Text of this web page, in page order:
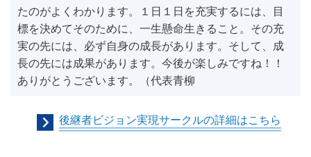
たのがよくわかります。１日１日を充実するには、目
標を決めてそのために、一生懸命生きること。その充
実の先には、必ず自身の成長があります。そして、成
長の先には成果があります。今後が楽しみですね！！
ありがとうございます。（代表青柳
後継者ビジョン実現サークルの詳細はこちら